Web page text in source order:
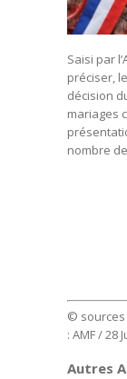
Saisi par
préciser,
décision
mariages
nombre
© sources
: AMF / 28
Autres